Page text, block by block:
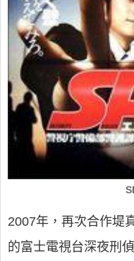
2007年，再次合作堤
的富士電視台深夜刑